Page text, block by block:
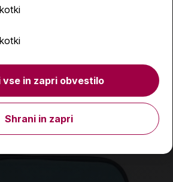
vse in zapri obvestilo
Shrani in zapri